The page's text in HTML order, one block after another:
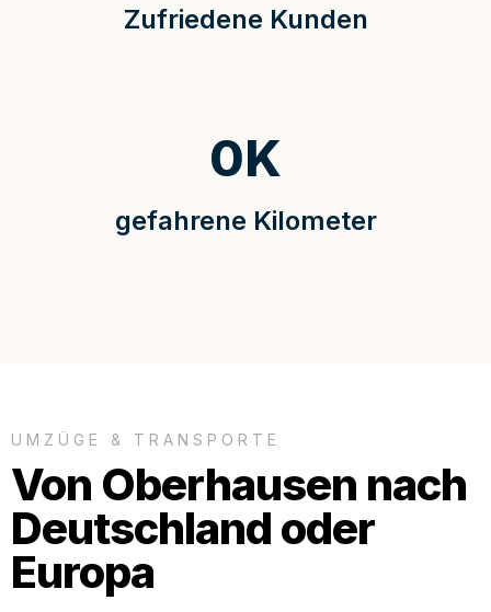
Zufriedene Kunden
gefahrene Kilometer
0K
UMZÜGE & TRANSPORTE
Von Oberhausen nach
Deutschland oder
Europa